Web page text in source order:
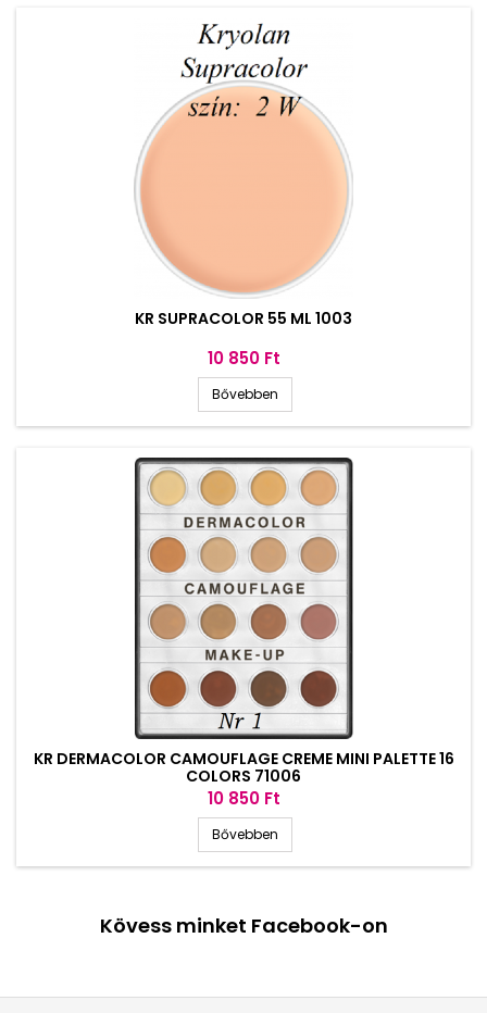
KR SUPRACOLOR 55 ML 1003
Ár
10 850 Ft
Bővebben
KR DERMACOLOR CAMOUFLAGE CREME MINI PALETTE 16
COLORS 71006
Ár
10 850 Ft
Bővebben
Kövess minket Facebook-on